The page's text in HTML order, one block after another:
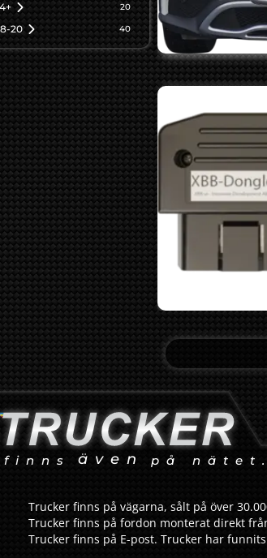
20
20 40
även på
Trucker finns på vägarna, sålt på över
Trucker finns på fordon monterat direkt
Trucker finns på E-post. Trucker har